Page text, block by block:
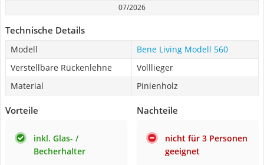
07/2026
Technische Details
Modell
Bene Living Modell 560
Verstellbare Rückenlehne
Volllieger
Material
Pinienholz
Vorteile
inkl. Glas- /
Becherhalter
Nachteile
nicht für 3 Personen
geeignet